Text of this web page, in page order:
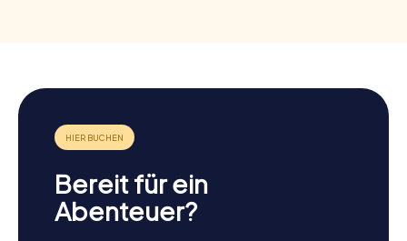
Bereit für ein
Abenteuer?